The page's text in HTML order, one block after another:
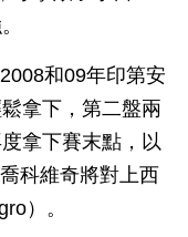
和09年印第安
拿下，第二盤兩
拿下賽末點，以
科維奇將對上西
）。